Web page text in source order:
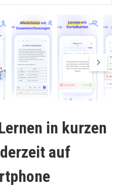
in kurzen
auf